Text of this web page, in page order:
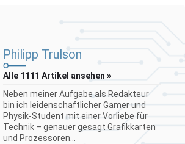
Philipp Trulson
Alle 1111 Artikel ansehen »
Neben meiner Aufgabe als Redakteur
bin ich leidenschaftlicher Gamer und
Physik-Student mit einer Vorliebe für
Technik – genauer gesagt Grafikkarten
und Prozessoren...